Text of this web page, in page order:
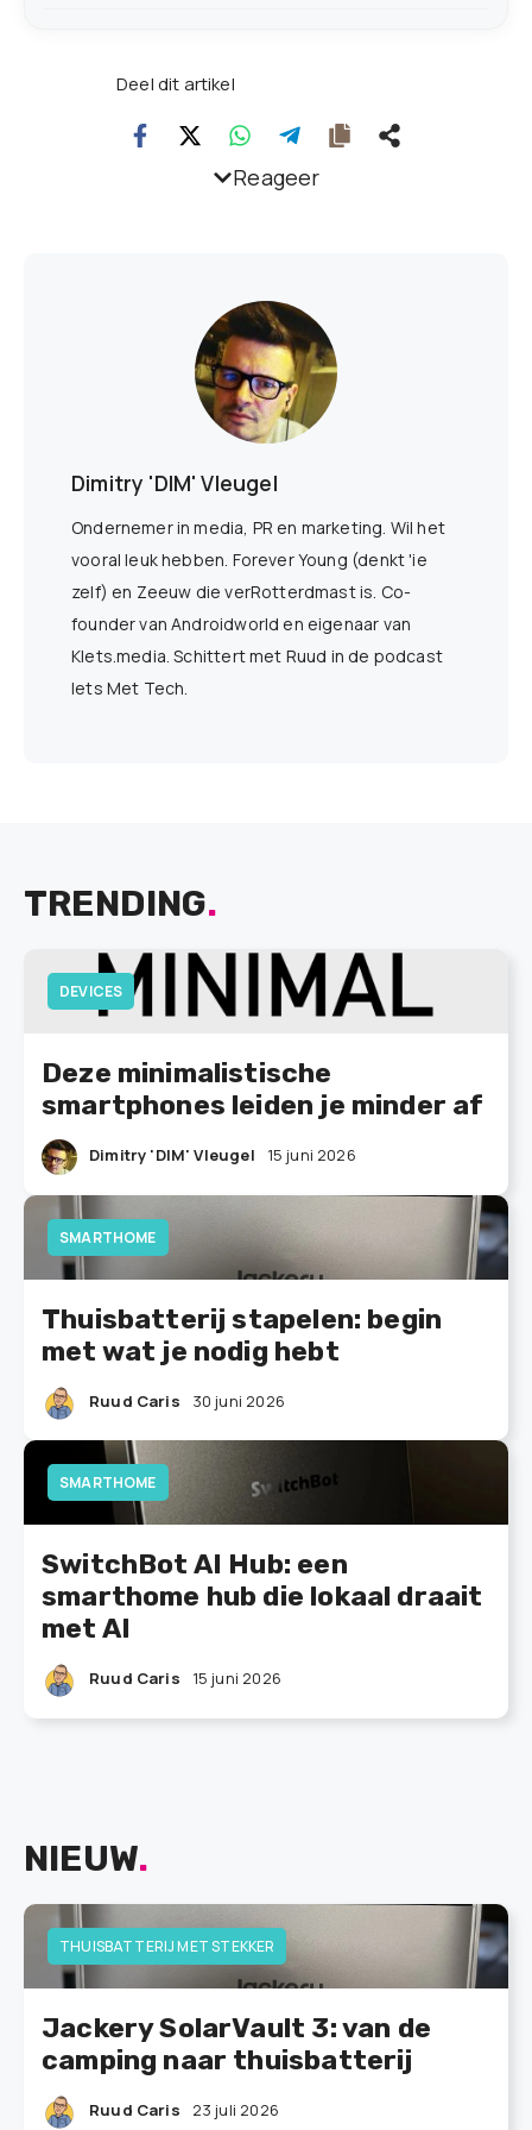
Deel dit artikel
Reageer
Dimitry 'DIM' Vleugel
Ondernemer in media, PR en marketing. Wil het
vooral leuk hebben. Forever Young (denkt 'ie
zelf) en Zeeuw die verRotterdmast is. Co-
founder van Androidworld en eigenaar van
Klets.media. Schittert met Ruud in de podcast
Iets Met Tech.
TRENDING.
DEVICES
Deze minimalistische
smartphones leiden je minder af
Dimitry 'DIM' Vleugel 15 juni 2026
SMARTHOME
Thuisbatterij stapelen: begin
met wat je nodig hebt
Ruud Caris 30 juni 2026
SMARTHOME
SwitchBot AI Hub: een
smarthome hub die lokaal draait
met AI
Ruud Caris 15 juni 2026
NIEUW.
THUISBATTERIJ MET STEKKER
Jackery SolarVault 3: van de
camping naar thuisbatterij
Ruud Caris 23 juli 2026